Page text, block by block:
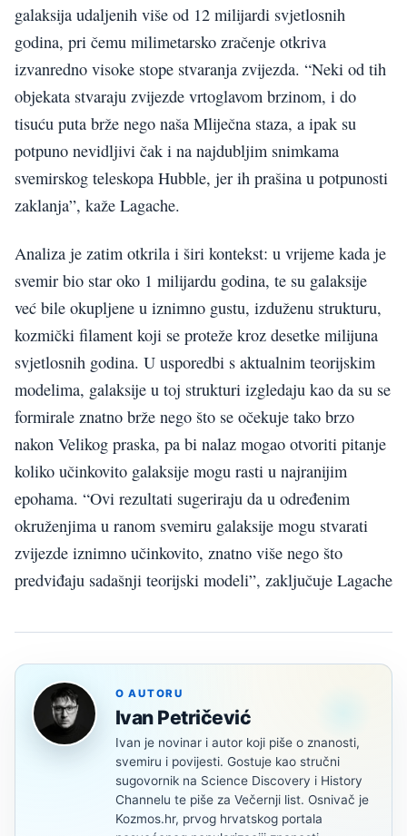
galaksija udaljenih više od 12 milijardi svjetlosnih
godina, pri čemu milimetarsko zračenje otkriva
izvanredno visoke stope stvaranja zvijezda. “Neki od tih
objekata stvaraju zvijezde vrtoglavom brzinom, i do
tisuću puta brže nego naša Mliječna staza, a ipak su
potpuno nevidljivi čak i na najdubljim snimkama
svemirskog teleskopa Hubble, jer ih prašina u potpunosti
zaklanja”, kaže Lagache.
Analiza je zatim otkrila i širi kontekst: u vrijeme kada je
svemir bio star oko 1 milijardu godina, te su galaksije
već bile okupljene u iznimno gustu, izduženu strukturu,
kozmički filament koji se proteže kroz desetke milijuna
svjetlosnih godina. U usporedbi s aktualnim teorijskim
modelima, galaksije u toj strukturi izgledaju kao da su se
formirale znatno brže nego što se očekuje tako brzo
nakon Velikog praska, pa bi nalaz mogao otvoriti pitanje
koliko učinkovito galaksije mogu rasti u najranijim
epohama. “Ovi rezultati sugeriraju da u određenim
okruženjima u ranom svemiru galaksije mogu stvarati
zvijezde iznimno učinkovito, znatno više nego što
predviđaju sadašnji teorijski modeli”, zaključuje Lagache
O AUTORU
Ivan Petričević
Ivan je novinar i autor koji piše o znanosti,
svemiru i povijesti. Gostuje kao stručni
sugovornik na Science Discovery i History
Channelu te piše za Večernji list. Osnivač je
Kozmos.hr, prvog hrvatskog portala